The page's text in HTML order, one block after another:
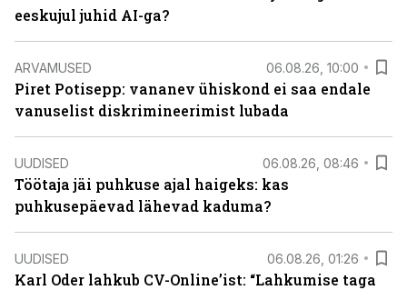
eeskujul juhid AI-ga?
ARVAMUSED 06.08.26, 10:00
Piret Potisepp: vananev ühiskond ei saa endale
vanuselist diskrimineerimist lubada
UUDISED 06.08.26, 08:46
Töötaja jäi puhkuse ajal haigeks: kas
puhkusepäevad lähevad kaduma?
UUDISED 06.08.26, 01:26
Karl Oder lahkub CV-Online’ist: “Lahkumise taga